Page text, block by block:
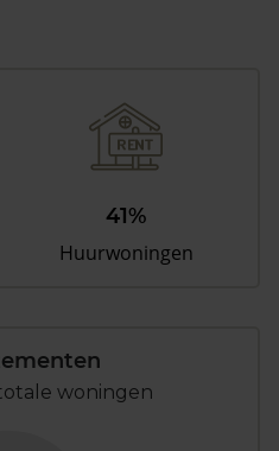
41%
Huurwoningen
woningen